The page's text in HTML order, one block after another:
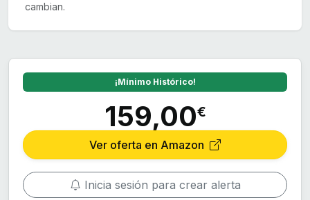
cambian.
¡Mínimo Histórico!
159,00€
Ver oferta en Amazon
Inicia sesión para crear alerta